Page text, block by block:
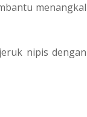
menangkal
nipis dengan